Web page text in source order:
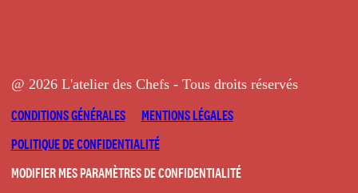
@ 2026 L'atelier des Chefs - Tous droits réservés
CONDITIONS GÉNÉRALES
MENTIONS LÉGALES
POLITIQUE DE CONFIDENTIALITÉ
MODIFIER MES PARAMÈTRES DE CONFIDENTIALITÉ